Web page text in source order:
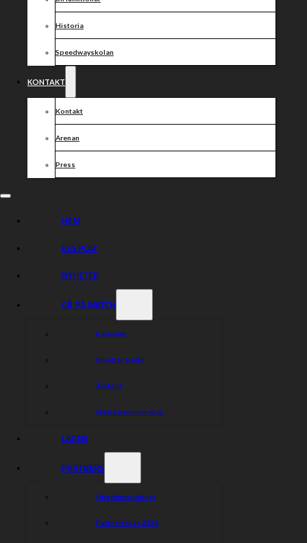
Historia
Speedwayskolan
KONTAKT
Kontakt
Arenan
Press
HEM
ESS PLAY
NYHETER
GÅ PÅ MATCH
Kalender
Biljetter & info
Årskort
Nästa hemmamatch
LAGEN
PARTNERS
Ungdomspartner
Partnerresan 2026